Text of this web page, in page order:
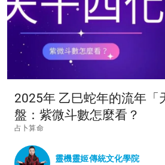
2025年 乙巳蛇年的流年「
盤：紫微斗數怎麼看？
占卜算命
靈機靈姬傳統文化學院